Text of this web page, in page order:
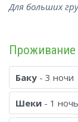
Для больших
Проживание
Баку - 3 ночи
Шеки - 1 ночь